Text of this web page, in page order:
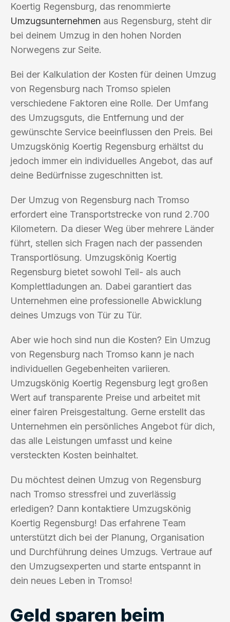
Koertig Regensburg, das renommierte
Umzugsunternehmen aus Regensburg, steht dir
bei deinem Umzug in den hohen Norden
Norwegens zur Seite.
Bei der Kalkulation der Kosten für deinen Umzug
von Regensburg nach Tromso spielen
verschiedene Faktoren eine Rolle. Der Umfang
des Umzugsguts, die Entfernung und der
gewünschte Service beeinflussen den Preis. Bei
Umzugskönig Koertig Regensburg erhältst du
jedoch immer ein individuelles Angebot, das auf
deine Bedürfnisse zugeschnitten ist.
Der Umzug von Regensburg nach Tromso
erfordert eine Transportstrecke von rund 2.700
Kilometern. Da dieser Weg über mehrere Länder
führt, stellen sich Fragen nach der passenden
Transportlösung. Umzugskönig Koertig
Regensburg bietet sowohl Teil- als auch
Komplettladungen an. Dabei garantiert das
Unternehmen eine professionelle Abwicklung
deines Umzugs von Tür zu Tür.
Aber wie hoch sind nun die Kosten? Ein Umzug
von Regensburg nach Tromso kann je nach
individuellen Gegebenheiten variieren.
Umzugskönig Koertig Regensburg legt großen
Wert auf transparente Preise und arbeitet mit
einer fairen Preisgestaltung. Gerne erstellt das
Unternehmen ein persönliches Angebot für dich,
das alle Leistungen umfasst und keine
versteckten Kosten beinhaltet.
Du möchtest deinen Umzug von Regensburg
nach Tromso stressfrei und zuverlässig
erledigen? Dann kontaktiere Umzugskönig
Koertig Regensburg! Das erfahrene Team
unterstützt dich bei der Planung, Organisation
und Durchführung deines Umzugs. Vertraue auf
den Umzugsexperten und starte entspannt in
dein neues Leben in Tromso!
Geld sparen beim